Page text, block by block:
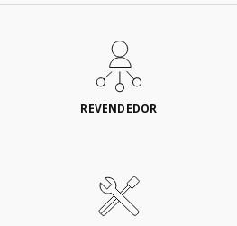
REVENDEDOR